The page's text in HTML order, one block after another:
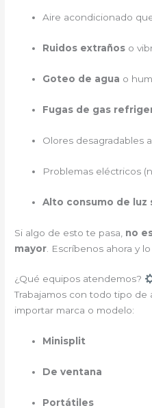
Aire acondicionado
Ruidos extraños o
Goteo de agua o
Fugas de gas
Olores desagradables
Problemas eléctricos
Alto consumo de luz
Si algo de esto te pasa, no
mayor . Escríbenos ahora y
¿Qué equipos atendemos?
Trabajamos con todo tipo de
importar marca o modelo:
Minisplit
De ventana
Portátiles